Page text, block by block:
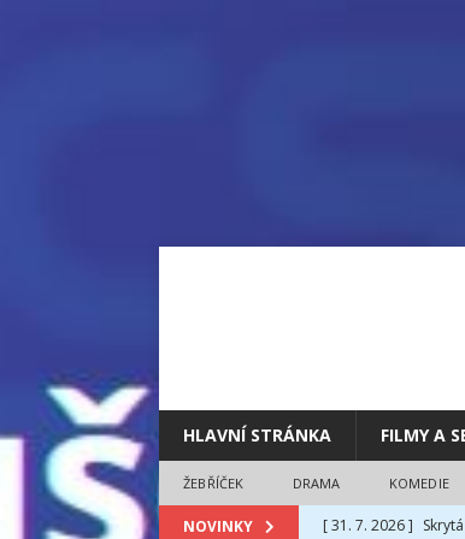
HLAVNÍ STRÁNKA FILMY A
ŽEBŘÍČEK DRAMA KOMEDIE
NOVINKY [ 31. 7. 2026 ]